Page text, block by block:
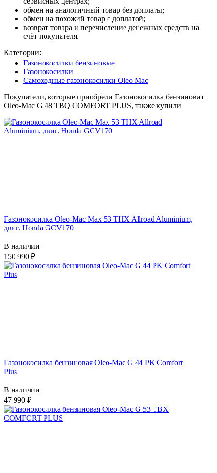
обмен на аналогичный товар без доплаты;
обмен на похожий товар с доплатой;
возврат товара и перечисление денежных средств на
счёт покупателя.
Категории:
Газонокосилки бензиновые
Газонокосилки
Самоходные газонокосилки Oleo Mac
Покупатели, которые приобрели Газонокосилка бензиновая
Oleo-Mac G 48 TBQ COMFORT PLUS, также купили
Газонокосилка Oleo-Mac Max 53 THX Allroad Aluminium,
двиг. Honda GCV170
В наличии
150 990
Газонокосилка бензиновая Oleo-Mac G 44 PK Comfort
Plus
В наличии
47 990